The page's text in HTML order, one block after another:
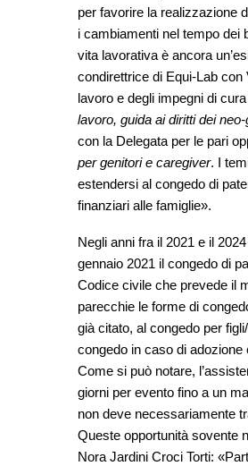
per favorire la realizzazione
i cambiamenti nel tempo dei
vita lavorativa è ancora
condirettrice di Equi-Lab
lavoro e degli impegni di
lavoro, guida ai diritti dei
con la Delegata per le pari
per genitori e caregiver. I
estendersi al congedo di
finanziari alle famiglie».
Negli anni fra il 2021 e il
gennaio 2021 il congedo di
Codice civile che prevede il
parecchie le forme di
già citato, al congedo per
congedo in caso di adozione
Come si può notare,
giorni per evento fino a un
non deve necessariamente
Queste opportunità sovente
Nora Jardini Croci Torti: